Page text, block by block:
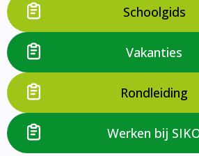
Schoolgids
Vakanties
Rondleiding
Werken bij